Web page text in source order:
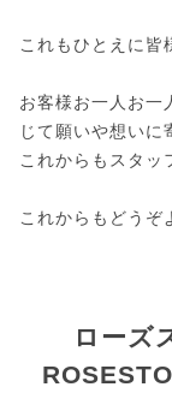
これもひとえに皆
お客様お一人お一
じて願いや想いに
これからもスタッ
これからもどうぞ
ローズ